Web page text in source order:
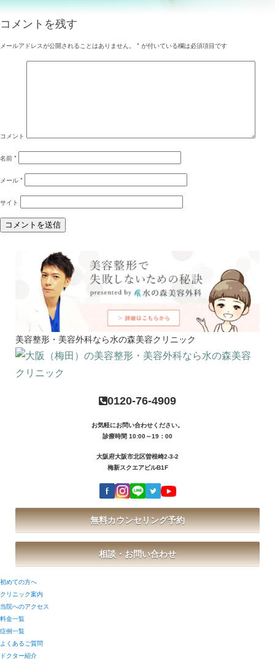
コメントを残す
メールアドレスが公開されることはありません。 * が付いている欄は必須項目です
コメント
名前 *
メール *
サイト
美容整形・美容外科なら水の森美容クリニック
0120-76-4909
お気軽にお問い合わせください。
診療時間 10:00～19：00
大阪府大阪市北区曽根崎2-3-2
梅新スクエアビルB1F
無料カウンセリング予約
相談・お問い合わせ
初めての方へ
クリニック案内
当院へのアクセス
料金一覧
症例一覧
よくあるご質問
ドクター紹介